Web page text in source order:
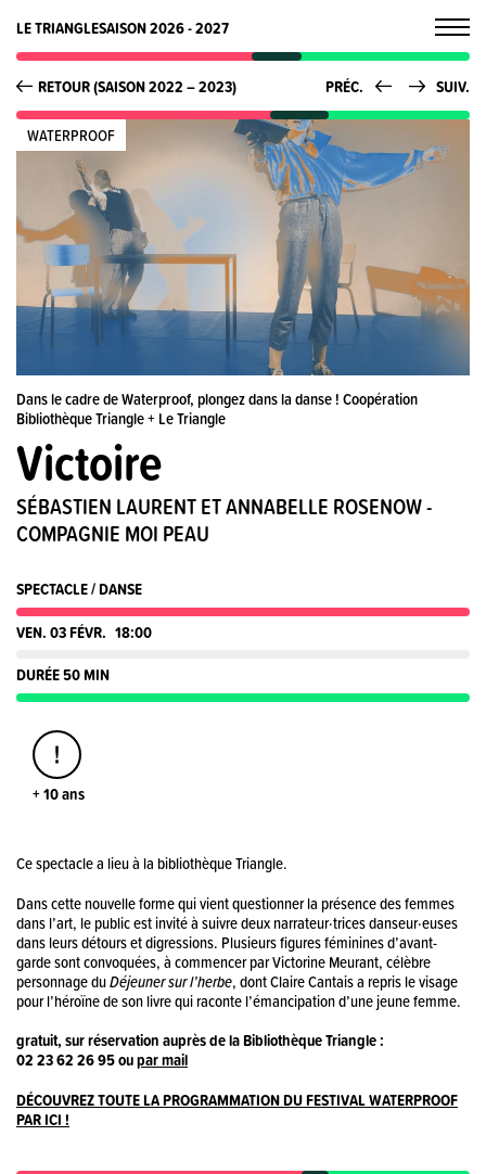
LE TRIANGLESAISON 2026 - 2027
RETOUR (SAISON 2022 – 2023) PRÉC. SUIV.
WATERPROOF
Dans le cadre de Waterproof, plongez dans la danse ! Coopération
Bibliothèque Triangle + Le Triangle
Victoire
SÉBASTIEN LAURENT ET ANNABELLE ROSENOW -
COMPAGNIE MOI PEAU
SPECTACLE / DANSE
VEN. 03 FÉVR. 18:00
DURÉE 50 MIN
+ 10 ans
Ce spectacle a lieu à la bibliothèque Triangle.
Dans cette nouvelle forme qui vient questionner la présence des femmes
dans l’art, le public est invité à suivre deux narrateur·trices danseur·euses
dans leurs détours et digressions. Plusieurs figures féminines d’avant-
garde sont convoquées, à commencer par Victorine Meurant, célèbre
personnage duDéjeuner sur l’herbe, dont Claire Cantais a repris le visage
pour l’héroïne de son livre qui raconte l’émancipation d’une jeune femme.
gratuit, sur réservation auprès de la Bibliothèque Triangle :
02 23 62 26 95 oupar mail
DÉCOUVREZ TOUTE LA PROGRAMMATION DU FESTIVAL WATERPROOF
PAR ICI !